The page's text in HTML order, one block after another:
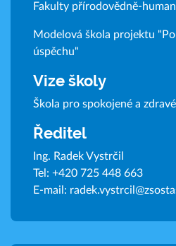
Fakulty přírodovědně-
Modelová škola projektu
úspěchu"
Vize školy
Škola pro spokojené a
Ředitel
Ing. Radek Vystrčil
Tel: +420 725 448 663
E-mail: